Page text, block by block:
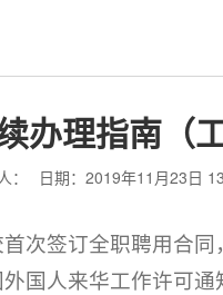
办理指南（
： 日期：2019年11月23日
次签订全职聘用合同
国人来华工作许可通